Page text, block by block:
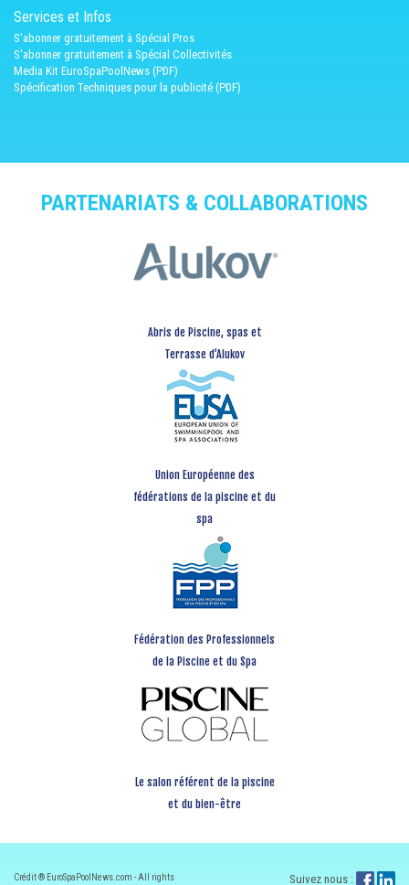
Services et Infos
S'abonner gratuitement à Spécial Pros
S'abonner gratuitement à Spécial Collectivités
Media Kit EuroSpaPoolNews (PDF)
Spécification Techniques pour la publicité (PDF)
PARTENARIATS & COLLABORATIONS
Abris de Piscine, spas et
Terrasse d’Alukov
Union Européenne des
fédérations de la piscine et du
spa
Fédération des Professionnels
de la Piscine et du Spa
Le salon référent de la piscine
et du bien-être
Crédit ® EuroSpaPoolNews.com - All rights Suivez nous :